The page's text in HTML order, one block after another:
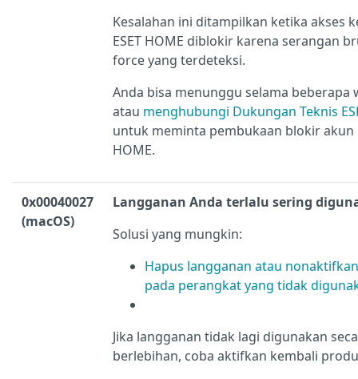
Kesalahan ini ditampilkan ketika akses
ESET HOME diblokir karena serangan
force yang terdeteksi.
Anda bisa menunggu selama beberapa
atau menghubungi Dukungan Teknis
untuk meminta pembukaan blokir akun
HOME.
0x00040027
(macOS)
Langganan Anda terlalu sering
Solusi yang mungkin:
Hapus langganan atau nonaktifkan
pada perangkat yang tidak
Jika langganan tidak lagi digunakan
berlebihan, coba aktifkan kembali